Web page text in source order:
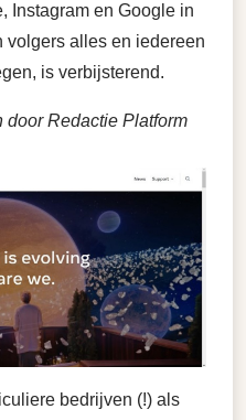
Instagram en Google in
volgers alles en iedereen
is verbijsterend.
door Redactie Platform
bedrijven (!) als